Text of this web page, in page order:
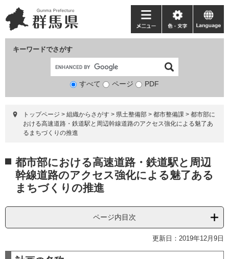
ー
ジ
ニ
ュ
て
キーワードでさがす
検
象
すべて ページ PDF
メ
ニ
ー
色・
文
language
トップページ > 組織からさがす > 県土整備部 > 都市整備課 > 都市部に
おける高速道路・鉄道駅と周辺幹線道路のアクセス強化による魅了あ
るまちづくりの推進
文 都市部における高速道路・鉄道駅と周辺
幹線道路のアクセス強化による魅了ある
まちづくりの推進
ページ内目次
更新日：2019年12月9日